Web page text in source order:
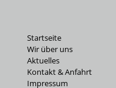
Startseite
Wir über uns
Aktuelles
Kontakt & Anfahrt
Impressum